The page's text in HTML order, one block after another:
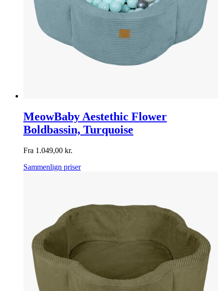
MeowBaby Aestethic Flower
Boldbassin, Turquoise
Fra 1.049,00 kr.
Sammenlign priser